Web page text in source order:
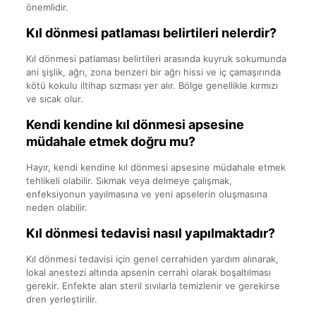
önemlidir.
Kıl dönmesi patlaması belirtileri nelerdir?
Kıl dönmesi patlaması belirtileri arasında kuyruk sokumunda
ani şişlik, ağrı, zona benzeri bir ağrı hissi ve iç çamaşırında
kötü kokulu iltihap sızması yer alır. Bölge genellikle kırmızı
ve sıcak olur.
Kendi kendine kıl dönmesi apsesine
müdahale etmek doğru mu?
Hayır, kendi kendine kıl dönmesi apsesine müdahale etmek
tehlikeli olabilir. Sıkmak veya delmeye çalışmak,
enfeksiyonun yayılmasına ve yeni apselerin oluşmasına
neden olabilir.
Kıl dönmesi tedavisi nasıl yapılmaktadır?
Kıl dönmesi tedavisi için genel cerrahiden yardım alınarak,
lokal anestezi altında apsenin cerrahi olarak boşaltılması
gerekir. Enfekte alan steril sıvılarla temizlenir ve gerekirse
dren yerleştirilir.